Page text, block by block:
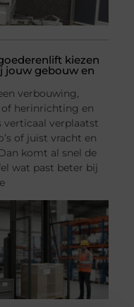
kiezen
jouw gebouw en
verbouwing,
herinrichting en
verticaal verplaatst
of juist vracht en
komt al snel de
wat past beter bij